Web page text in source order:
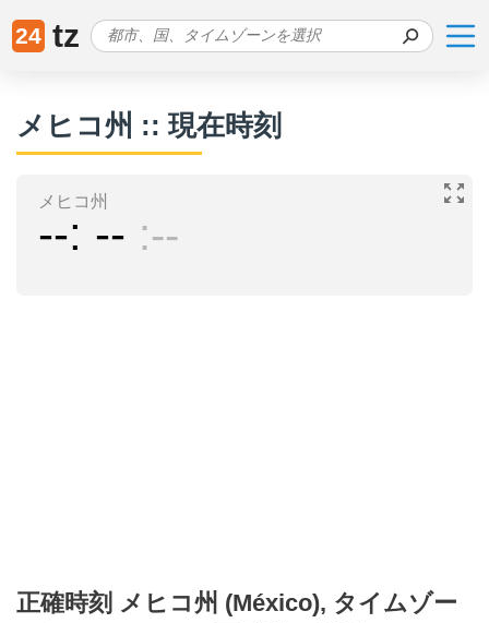
24 tz
メヒコ州 :: 現在時刻
メヒコ州
-- -- --
正確時刻 メヒコ州 (México), タイムゾー